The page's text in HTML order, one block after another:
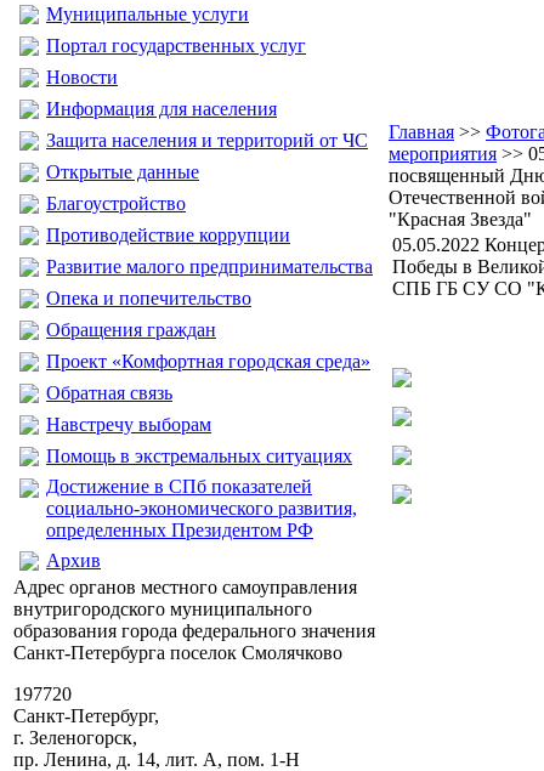
Муниципальные услуги
Портал государственных услуг
Новости
Информация для населения
Защита населения и территорий от ЧС
Открытые данные
Благоустройство
Противодействие коррупции
Развитие малого предпринимательства
Опека и попечительство
Обращения граждан
Проект «Комфортная городская среда»
Обратная связь
Навстречу выборам
Помощь в экстремальных ситуациях
Достижение в СПб показателей
социально-экономического развития,
определенных Президентом РФ
Архив
Адрес органов местного самоуправления
внутригородского муниципального
образования города федерального значения
Санкт-Петербурга поселок Смолячково
197720
Санкт-Петербург,
г. Зеленогорск,
пр. Ленина, д. 14, лит. А, пом. 1-Н
Главная >>
мероприятия >>
посвященный
Отечественной
"Красная Звезда"
05.05.2022
Победы в
СПБ ГБ СУ СО